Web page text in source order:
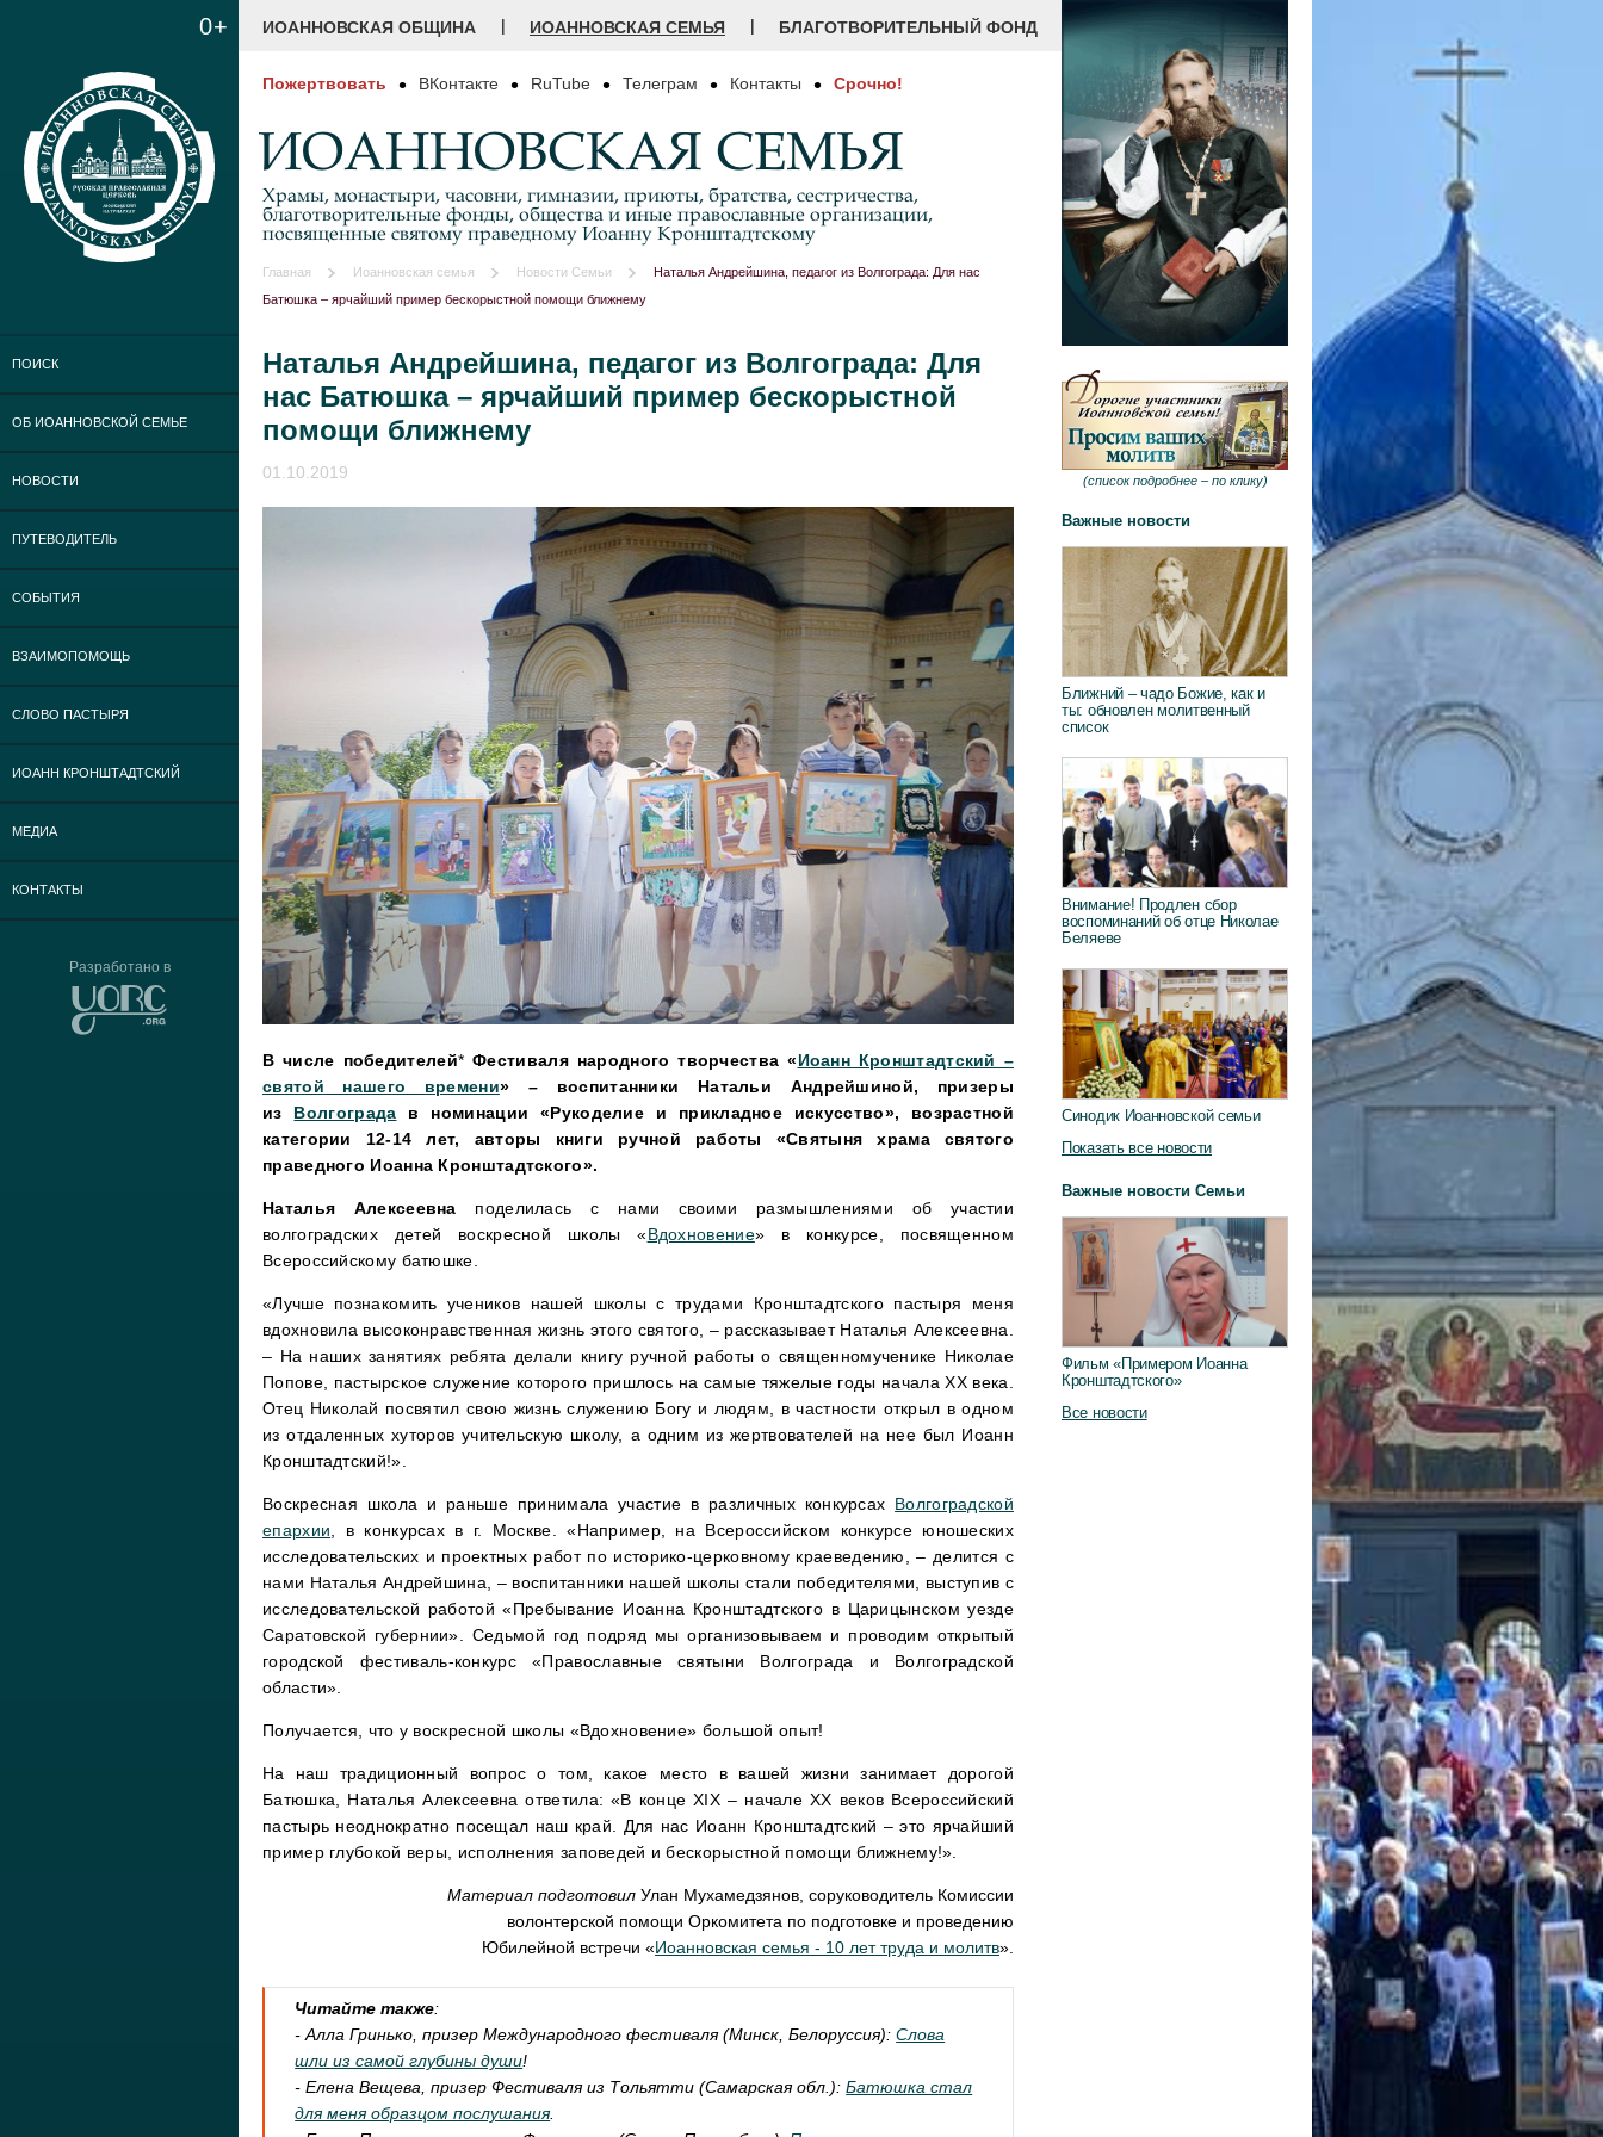
0+
ПОИСК
ОБ ИОАННОВСКОЙ СЕМЬЕ
НОВОСТИ
ПУТЕВОДИТЕЛЬ
СОБЫТИЯ
ВЗАИМОПОМОЩЬ
СЛОВО ПАСТЫРЯ
ИОАНН КРОНШТАДТСКИЙ
МЕДИА
КОНТАКТЫ
Разработано в
ИОАННОВСКАЯ ОБЩИНА | ИОАННОВСКАЯ СЕМЬЯ | БЛАГОТВОРИТЕЛЬНЫЙ ФОНД
Пожертвовать ВКонтакте RuTube Телеграм Контакты Срочно!
ИОАННОВСКАЯ СЕМЬЯ
Храмы, монастыри, часовни, гимназии, приюты, братства, сестричества,
благотворительные фонды, общества и иные православные организации,
посвященные святому праведному Иоанну Кронштадтскому
Главная Иоанновская семья Новости Семьи
Наталья Андрейшина, педагог из Волгограда: Для нас
Батюшка – ярчайший пример бескорыстной помощи ближнему
Наталья Андрейшина, педагог из Волгограда: Для
нас Батюшка – ярчайший пример бескорыстной
помощи ближнему
01.10.2019
В числе победителей* Фестиваля народного творчества «Иоанн Кронштадтский –
святой нашего времени» – воспитанники Натальи Андрейшиной, призеры
из Волгограда
в номинации «Рукоделие и прикладное искусство», возрастной
категории 12-14 лет, авторы книги ручной работы «Святыня храма святого
праведного Иоанна Кронштадтского».
Наталья Алексеевна поделилась с нами своими размышлениями об участии
волгоградских детей воскресной школы «Вдохновение» в конкурсе, посвященном
Всероссийскому батюшке.
«Лучше познакомить учеников нашей школы с трудами Кронштадтского пастыря меня
вдохновила высоконравственная жизнь этого святого, – рассказывает Наталья Алексеевна.
– На наших занятиях ребята делали книгу ручной работы о священномученике Николае
Попове, пастырское служение которого пришлось на самые тяжелые годы начала ХХ века.
Отец Николай посвятил свою жизнь служению Богу и людям, в частности открыл в одном
из отдаленных хуторов учительскую школу, а одним из жертвователей на нее был Иоанн
Кронштадтский!».
Воскресная школа и раньше принимала участие в различных конкурсах Волгоградской
епархии , в конкурсах в г. Москве. «Например, на Всероссийском конкурсе юношеских
исследовательских и проектных работ по историко-церковному краеведению, – делится с
нами Наталья Андрейшина, – воспитанники нашей школы стали победителями, выступив с
исследовательской работой «Пребывание Иоанна Кронштадтского в Царицынском уезде
Саратовской губернии». Седьмой год подряд мы организовываем и проводим открытый
городской фестиваль-конкурс «Православные святыни Волгограда и Волгоградской
области».
Получается, что у воскресной школы «Вдохновение» большой опыт!
На наш традиционный вопрос о том, какое место в вашей жизни занимает дорогой
Батюшка, Наталья Алексеевна ответила: «В конце XIX – начале ХХ веков Всероссийский
пастырь неоднократно посещал наш край. Для нас Иоанн Кронштадтский – это ярчайший
пример глубокой веры, исполнения заповедей и бескорыстной помощи ближнему!».
Материал подготовил Улан Мухамедзянов, соруководитель Комиссии
волонтерской помощи Оркомитета по подготовке и проведению
Юбилейной встречи «Иоанновская семья - 10 лет труда и молитв».
Читайте также:
- Алла Гринько, призер Международного фестиваля (Минск, Белоруссия):Слова
шли из самой глубины души!
- Елена Вещева, призер Фестиваля из Тольятти (Самарская обл.):Батюшка стал
для меня образцом послушания.
(список подробнее – по клику)
Важные новости
Ближний – чадо Божие, как и
ты: обновлен молитвенный
список
Внимание! Продлен сбор
воспоминаний об отце Николае
Беляеве
Синодик Иоанновской семьи
Показать все новости
Важные новости Семьи
Фильм «Примером Иоанна
Кронштадтского»
Все новости